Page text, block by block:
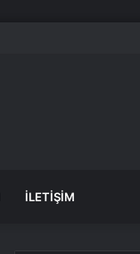
İLETIŞIM